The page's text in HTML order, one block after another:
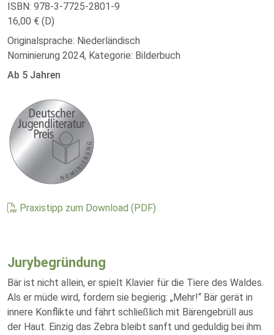
ISBN: 978-3-7725-2801-9
16,00 € (D)
Originalsprache: Niederländisch
Nominierung 2024, Kategorie: Bilderbuch
Ab 5 Jahren
Praxistipp zum Download (PDF)
Jurybegründung
Bär ist nicht allein, er spielt Klavier für die Tiere des Waldes.
Als er müde wird, fordern sie begierig: „Mehr!“ Bär gerät in
innere Konflikte und fährt schließlich mit Bärengebrüll aus
der Haut. Einzig das Zebra bleibt sanft und geduldig bei ihm.